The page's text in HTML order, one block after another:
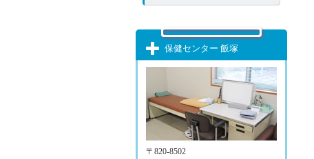
保健センター 飯塚
〒820-8502